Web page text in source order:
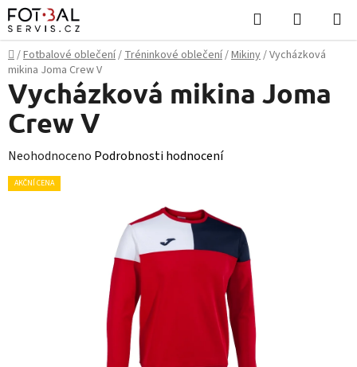
Přejít
na
obsah
Hledat
KOŠÍK
Domů
/Fotbalové oblečení/Tréninkové oblečení/Mikiny/Vycházková
mikina Joma Crew V
Vycházková mikina Joma
Crew V
Průměrné
hodnocení
Neohodnoceno Podrobnosti hodnocení
AKČNÍ CENA